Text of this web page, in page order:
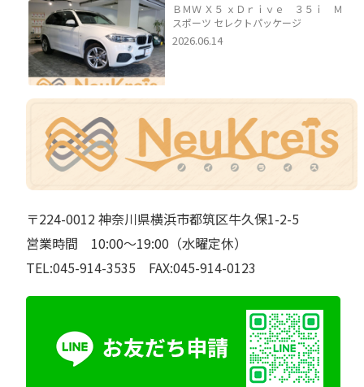
ＢＭＷ Ｘ５ ｘＤｒｉｖｅ ３５ｉ Ｍ
スポーツ セレクトパッケージ
2026.06.14
〒224-0012 神奈川県横浜市都筑区牛久保1-2-5
営業時間 10:00～19:00（水曜定休）
TEL:045-914-3535 FAX:045-914-0123